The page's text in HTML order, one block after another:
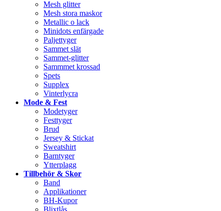
Mesh glitter
Mesh stora maskor
Metallic o lack
Minidots enfärgade
Paljettyger
Sammet slät
Sammet-glitter
Sammmet krossad
Spets
Supplex
Vinterlycra
Mode & Fest
Modetyger
Festtyger
Brud
Jersey & Stickat
Sweatshirt
Barntyger
Ytterplagg
Tillbehör & Skor
Band
Applikationer
BH-Kupor